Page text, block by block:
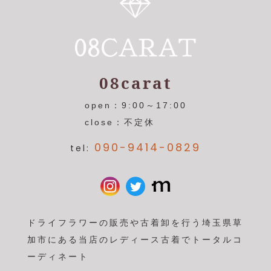
08carat
open：9:00～17:00
close：不定休
tel: 090-9414-0829
ドライフラワーの販売や古着卸を行う埼玉県草
加市にある当店のレディース古着でトータルコ
ーディネート